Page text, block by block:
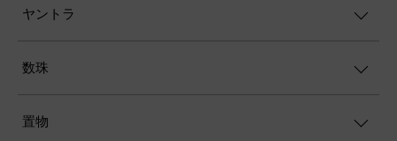
ヤントラ
数珠
置物